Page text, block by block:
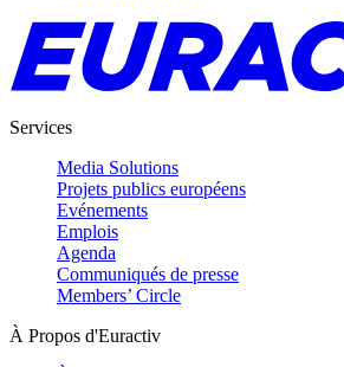
Services
Media Solutions
Projets publics européens
Evénements
Emplois
Agenda
Communiqués de presse
Members’ Circle
À Propos d'Euractiv